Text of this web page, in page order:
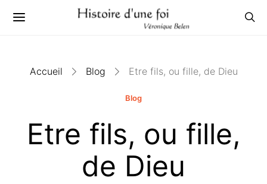
Accueil Blog Etre fils, ou fille, de Dieu
Blog
Etre fils, ou fille,
de Dieu